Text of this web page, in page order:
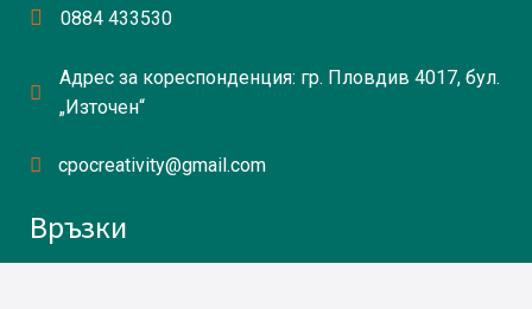
0884 433530
Адрес за кореспонденция: гр. Пловдив 4017, бул.
„Източен“
cpocreativity@gmail.com
Връзки